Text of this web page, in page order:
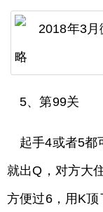
5、第99关
起手4或者5都
就出Q，对方大
方便过6，用K